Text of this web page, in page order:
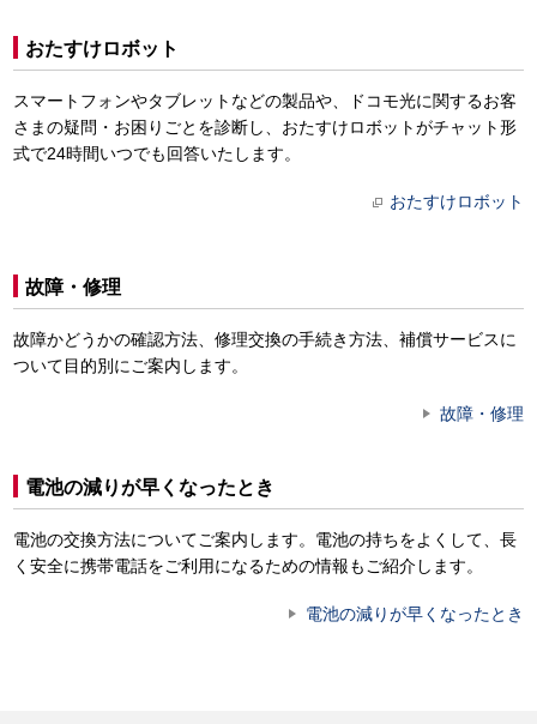
おたすけロボット
スマートフォンやタブレットなどの製品や、ドコモ光に関するお客
さまの疑問・お困りごとを診断し、おたすけロボットがチャット形
式で24時間いつでも回答いたします。
おたすけロボット
故障・修理
故障かどうかの確認方法、修理交換の手続き方法、補償サービスに
ついて目的別にご案内します。
故障・修理
電池の減りが早くなったとき
電池の交換方法についてご案内します。電池の持ちをよくして、長
く安全に携帯電話をご利用になるための情報もご紹介します。
電池の減りが早くなったとき